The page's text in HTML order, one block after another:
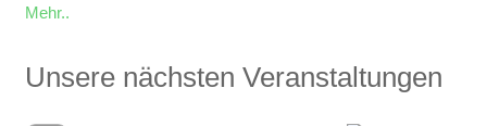
Mehr..
Unsere nächsten Veranstaltungen